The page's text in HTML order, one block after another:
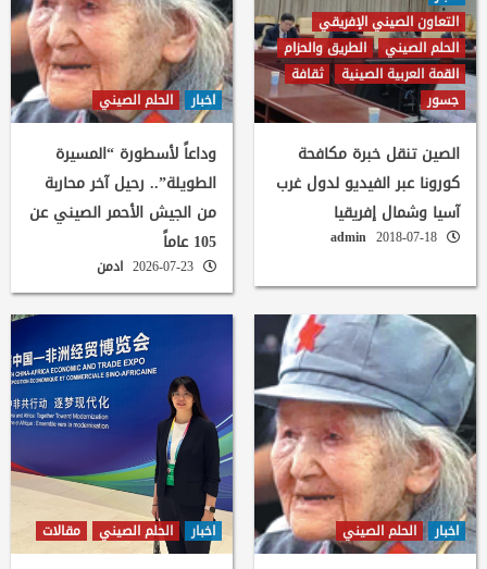
التعاون الصيني الإفريقي
الحلم الصيني
الطريق والحزام
القمة العربية الصينية
ثقافة
جسور
الصين تنقل خبرة مكافحة
كورونا عبر الفيديو لدول غرب
آسيا وشمال إفريقيا
admin
اخبار الحلم الصيني
وداعاً لأسطورة “المسيرة
الطويلة”.. رحيل آخر محاربة
من الجيش الأحمر الصيني عن
105 عاماً
ادمن
اخبار الحلم الصيني اخبار الحلم الصيني مقالات